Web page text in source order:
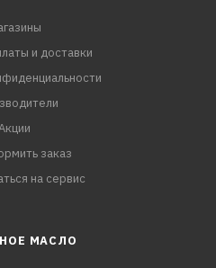
и доставки
заказ
на сервис
МАСЛО